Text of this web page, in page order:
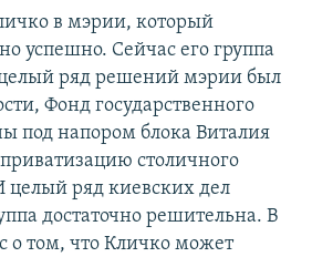
в мэрии, который
успешно. Сейчас его группа
целый ряд решений мэрии был
Фонд государственного
под напором блока Виталия
столичного
целый ряд киевских дел
достаточно решительна. В
о том, что Кличко может